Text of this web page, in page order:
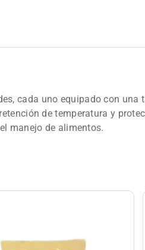
cada uno equipado con
de temperatura y
manejo de alimentos.